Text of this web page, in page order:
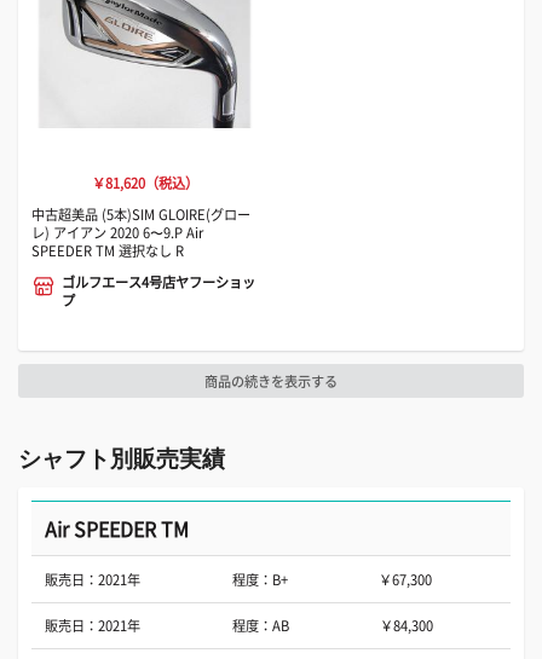
￥81,620（税込）
中古超美品 (5本)SIM GLOIRE(グロー
レ) アイアン 2020 6〜9.P Air
SPEEDER TM 選択なし R
ゴルフエース4号店ヤフーショッ
プ
商品の続きを表示する
シャフト別販売実績
Air SPEEDER TM
販売日：2021年 程度：B+ ￥67,300
販売日：2021年 程度：AB ￥84,300